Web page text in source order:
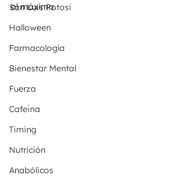
San Luis Potosi
Halloween
Farmacología
Bienestar Mental
Fuerza
Cafeina
Timing
Nutrición
Anabólicos
al máximo.